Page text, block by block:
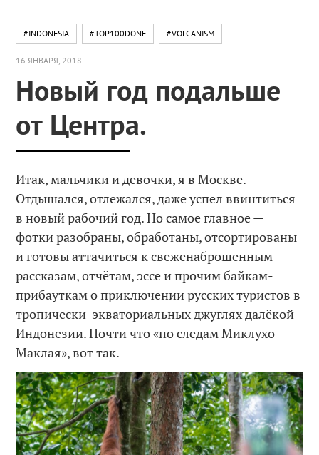
#INDONESIA #TOP100DONE #VOLCANISM
16 ЯНВАРЯ, 2018
Новый год подальше
от Центра.
Итак, мальчики и девочки, я в Москве.
Отдышался, отлежался, даже успел ввинтиться
в новый рабочий год. Но самое главное —
фотки разобраны, обработаны, отсортированы
и готовы аттачиться к свеженаброшенным
рассказам, отчётам, эссе и прочим байкам-
прибауткам о приключении русских туристов в
тропически-экваториальных джуглях далёкой
Индонезии. Почти что «по следам Миклухо-
Маклая», вот так.